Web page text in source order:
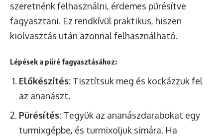
szeretnénk felhasználni, érdemes pürésítve
fagyasztani. Ez rendkívül praktikus, hiszen
kiolvasztás után azonnal felhasználható.
Lépések a püré fagyasztásához:
Előkészítés: Tisztítsuk meg és kockázzuk fel
az ananászt.
Pürésítés: Tegyük az ananászdarabokat egy
turmixgépbe, és turmixoljuk simára. Ha